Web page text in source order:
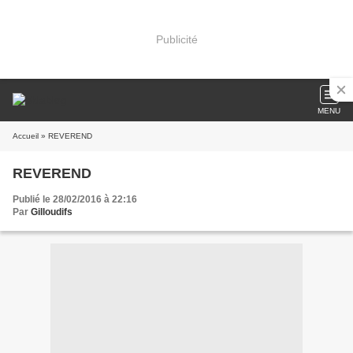
Publicité
MENU
Accueil » REVEREND
REVEREND
Publié le 28/02/2016 à 22:16
Par Gilloudifs